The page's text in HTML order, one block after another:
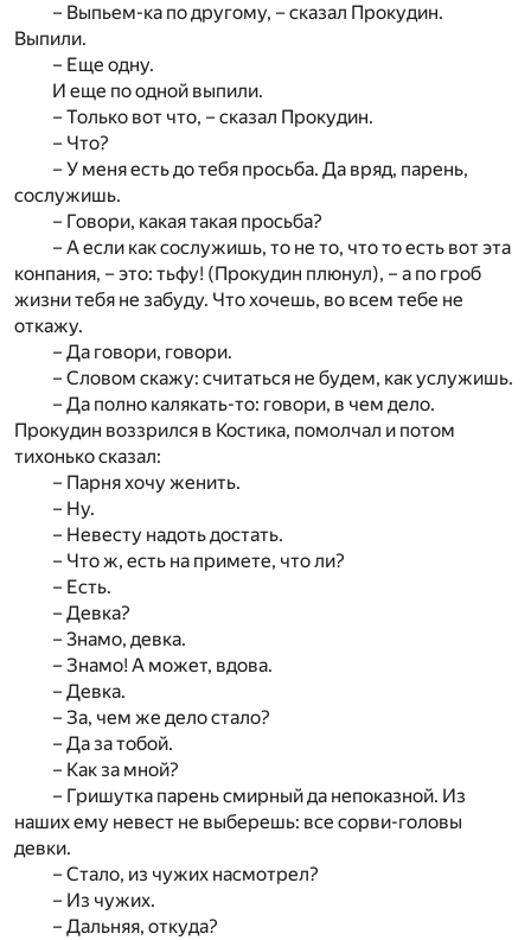
– Выпьем-ка по другому, – сказал Прокудин.
Выпили.
– Еще одну.
И еще по одной выпили.
– Только вот что, – сказал Прокудин.
– Что?
– У меня есть до тебя просьба. Да вряд, парень,
сослужишь.
– Говори, какая такая просьба?
– А если как сослужишь, то не то, что то есть вот эта
конпания, – это: тьфу! (Прокудин плюнул), – а по гроб
жизни тебя не забуду. Что хочешь, во всем тебе не
откажу.
– Да говори, говори.
– Словом скажу: считаться не будем, как услужишь.
– Да полно калякать-то: говори, в чем дело.
Прокудин воззрился в Костика, помолчал и потом
тихонько сказал:
– Парня хочу женить.
– Ну.
– Невесту надоть достать.
– Что ж, есть на примете, что ли?
– Есть.
– Девка?
– 3намо, девка.
– Знамо! А может, вдова.
– Девка.
– За, чем же дело стало?
– Да за тобой.
– Как за мной?
– Гришутка парень смирный да непоказной. Из
наших ему невест не выберешь: все сорви-головы
девки.
– Стало, из чужих насмотрел?
– Из чужих.
– Дальняя, откуда?